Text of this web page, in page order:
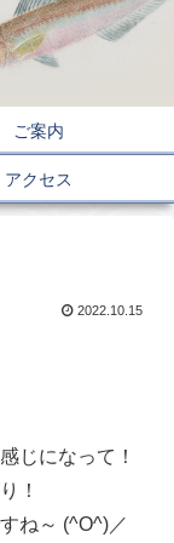
ご案内
アクセス
2022.10.15
じになって！
！
ね～ (^O^)／